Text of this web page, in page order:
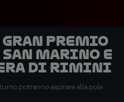
Gran Premio
Marino e
di Rimini
potranno aspirare alla pole